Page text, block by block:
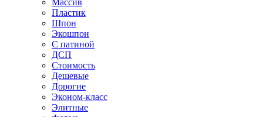
Массив
Пластик
Шпон
Экошпон
С патиной
ДСП
Стоимость
Дешевые
Дорогие
Эконом-класс
Элитные